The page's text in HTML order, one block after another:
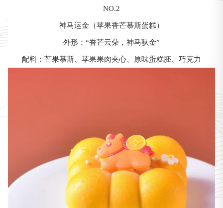
NO.2
神马运金（苹果香芒慕斯蛋糕）
外形：“香芒云朵，神马驮金”
配料：芒果慕斯、苹果果肉夹心、原味蛋糕胚、巧克力